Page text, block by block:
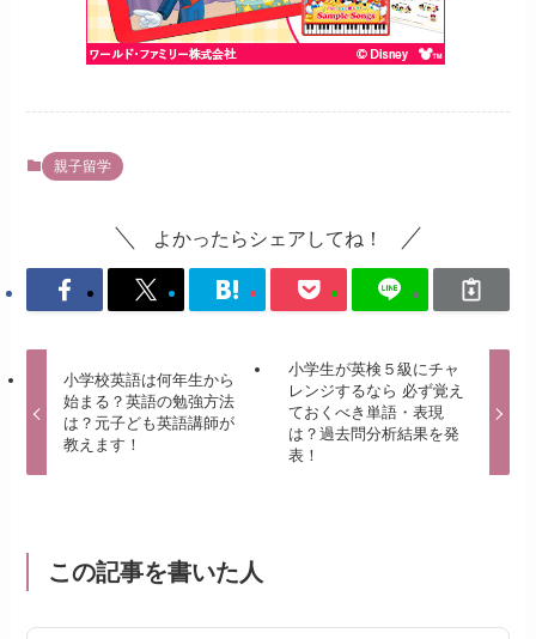
親子留学
よかったらシェアしてね！
小学校英語は何年生から
始まる？英語の勉強方法
は？元子ども英語講師が
教えます！
小学生が英検５級にチャ
レンジするなら 必ず覚え
ておくべき単語・表現
は？過去問分析結果を発
表！
この記事を書いた人